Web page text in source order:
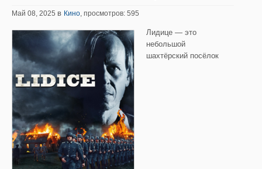
Май 08, 2025 в Кино, просмотров: 595
Лидице — это
небольшой
шахтёрский посёлок